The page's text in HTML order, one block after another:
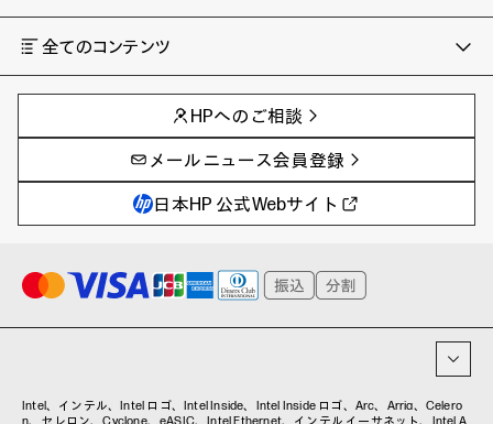
全てのコンテンツ
AIの進化と活用事例
製品トレンド & レビュー
サイバーセキュリティ
教育とテクノロジー
ハイブリッドワーク
プリンター
事例
イベントレポート
AI PC
AIワークステーション
Poly
WXP（DEXツール）
タグ一覧
HPへのご相談
メールニュース会員登録
日本HP 公式Webサイト
Intel、インテル、Intel ロゴ、Intel Inside、Intel Inside ロゴ、Arc、Arria、Celero
n、セレロン、Cyclone、eASIC、Intel Ethernet、インテル イーサネット、Intel A